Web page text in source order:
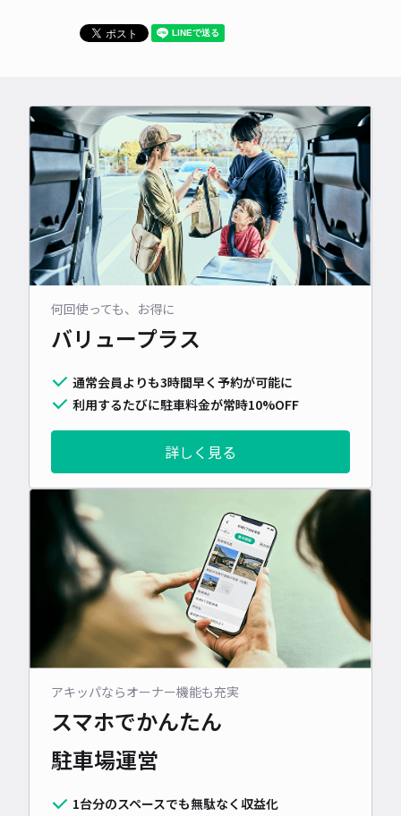
何回使っても、お得に
バリュープラス
通常会員よりも3時間早く予約が可能に
利用するたびに駐車料金が常時10%OFF
詳しく見る
アキッパならオーナー機能も充実
スマホでかんたん
駐車場運営
1台分のスペースでも無駄なく収益化